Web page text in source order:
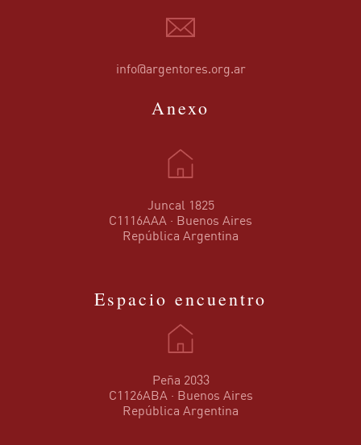
info@argentores.org.ar
Anexo
Juncal 1825
C1116AAA · Buenos Aires
República Argentina
Espacio encuentro
Peña 2033
C1126ABA · Buenos Aires
República Argentina